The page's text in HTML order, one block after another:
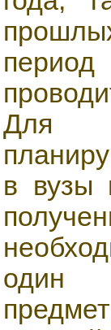
Для
в вузы
один